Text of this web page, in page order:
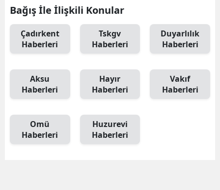
Bağış İle İlişkili Konular
Çadırkent
Haberleri
Tskgv
Haberleri
Duyarlılık
Haberleri
Aksu
Haberleri
Hayır
Haberleri
Vakıf
Haberleri
Omü
Haberleri
Huzurevi
Haberleri